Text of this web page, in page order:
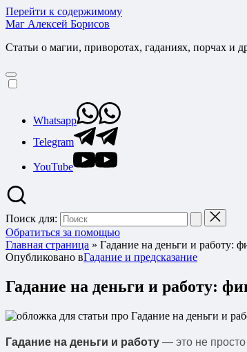
Перейти к содержимому
Маг Алексей Борисов
Статьи о магии, приворотах, гаданиях, порчах и
Whatsapp
Telegram
YouTube
Поиск для:
Обратиться за помощью
Главная страница » Гадание на деньги и работу:
Опубликовано вГадание и предсказание
Гадание на деньги и работу:
Гадание на деньги и работу — это не